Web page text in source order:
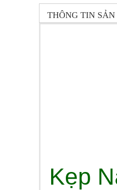
THÔNG TIN
Kẹp